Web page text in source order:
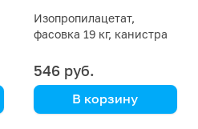
Изопропилацетат,
фасовка 19 кг, канистра
546 руб.
В корзину